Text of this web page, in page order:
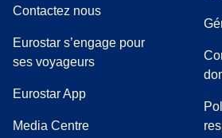
Contactez nous
Eurostar s’engage pour
ses voyageurs
Eurostar App
Media Centre( Ouvre un nouvel